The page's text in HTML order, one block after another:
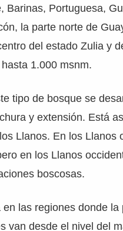
Barinas, Portuguesa,
la parte norte de
del estado Zulia y
1.000 msnm.
tipo de bosque se
y extensión. Está
Llanos. En los Llanos
en los Llanos
boscosas.
en las regiones donde
van desde el nivel del